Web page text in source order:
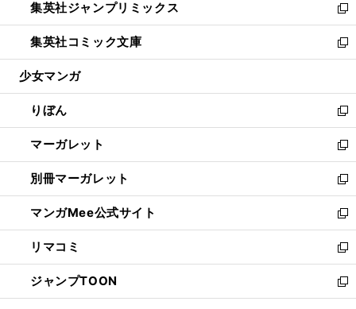
く
で
開
く
ド
ウ
で
開
ィ
ン
ド
ウ
開
く
い
ウ
ィ
ン
ウ
で
開
く
集英社ジャンプリミックス
新
し
い
ウ
ン
ド
ウ
で
開
く
集英社コミック文庫
新
し
ウ
ィ
ン
ド
ウ
で
開
く
少女マンガ
りぼん
新
し
い
ウ
ィ
ン
ド
ウ
で
開
く
マーガレット
新
し
い
ウ
ィ
ン
ド
ウ
で
開
別冊マーガレット
新
し
い
ウ
ィ
ン
ド
ウ
マンガMee公式サイト
新
し
い
ウ
ィ
ン
リマコミ
新
し
い
ウ
ジャンプTOON
新
し